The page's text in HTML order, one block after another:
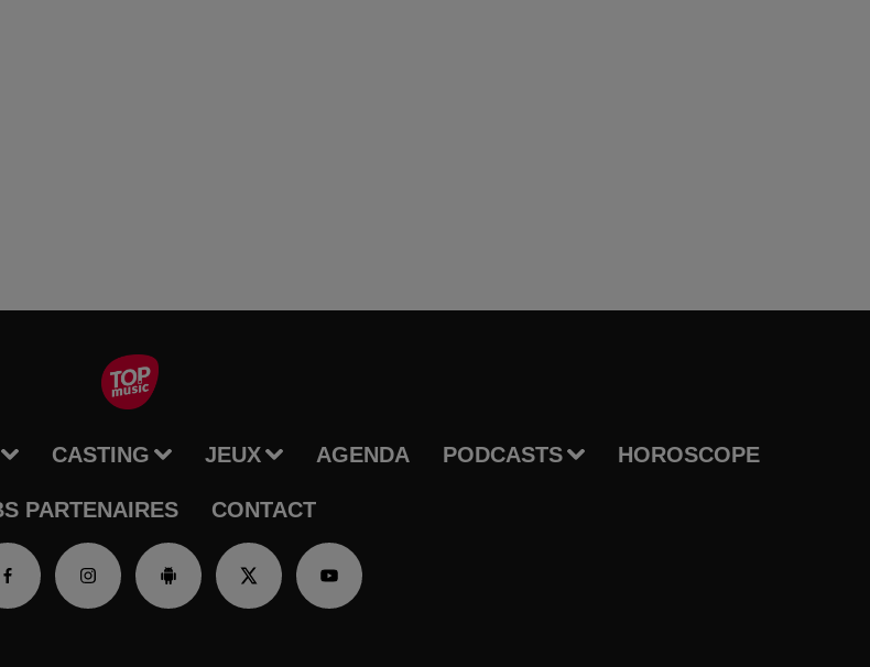
CASTING JEUX AGENDA PODCASTS HOROSCOPE
PARTENAIRES CONTACT